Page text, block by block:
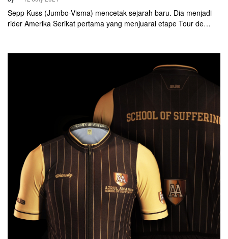
Sepp Kuss (Jumbo-Visma) mencetak sejarah baru. Dia menjadi
rider Amerika Serikat pertama yang menjuarai etape Tour de
Redon.